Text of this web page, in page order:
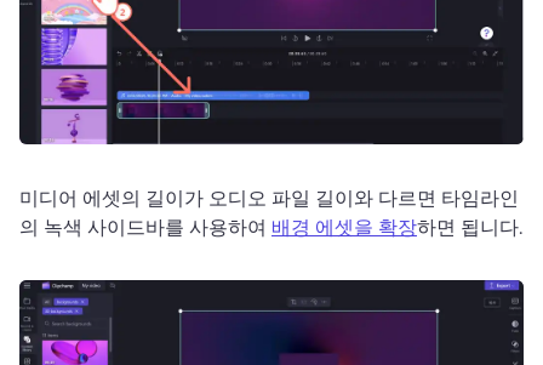
미디어 에셋의 길이가 오디오 파일 길이와 다르면 타임라인
의 녹색 사이드바를 사용하여 배경 에셋을 확장